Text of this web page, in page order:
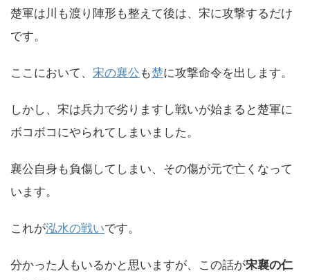
楚軍は川も渡り陣形も整えて後は、宋に攻撃するだけ
です。
ここにおいて、 宋の襄公 も楚に攻撃命令を出します。
しかし、宋は兵力で劣りますし戦いが始まると楚軍に
ボコボコにやられてしまいました。
襄公自身も負傷してしまい、その傷が元で亡くなって
います。
これが泓水の戦いです。
分かった人もいるかと思いますが、この話が宋襄の仁